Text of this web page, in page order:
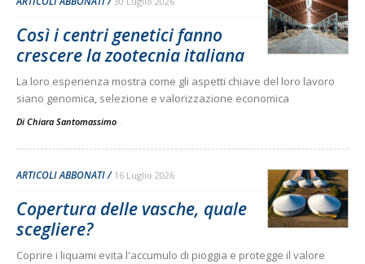
Così i centri genetici fanno
crescere la zootecnia italiana
La loro esperienza mostra come gli aspetti chiave del loro lavoro
siano genomica, selezione e valorizzazione economica
Di Chiara Santomassimo -
ARTICOLI ABBONATI 16 Luglio 2026
Copertura delle vasche, quale
scegliere?
Coprire i liquami evita l'accumulo di pioggia e protegge il valore